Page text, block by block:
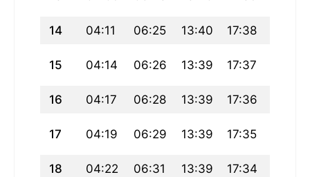
14 04:11 06:25 13:40 17:38
15 04:14 06:26 13:39 17:37
16 04:17 06:28 13:39 17:36
17 04:19 06:29 13:39 17:35
18 04:22 06:31 13:39 17:34